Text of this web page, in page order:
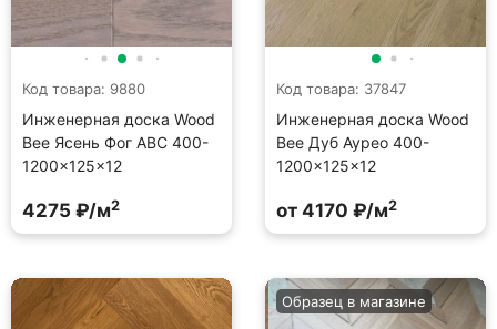
Код товара: 9880
Инженерная доска Wood
Bee Ясень Фог ABC 400-
1200×125×12
4275 ₽/м2
Код товара: 37847
Инженерная доска Wood
Bee Дуб Аурео 400-
1200×125×12
от 4170 ₽/м2
Образец в магазине